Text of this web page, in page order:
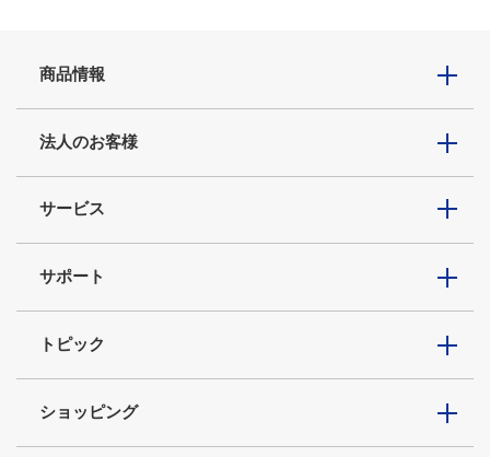
商品情報
法人のお客様
サービス
サポート
トピック
ショッピング